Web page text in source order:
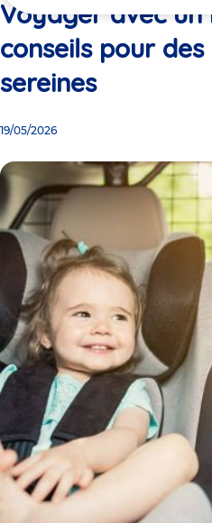
ici
Voyager avec un
conseils pour
sereines
19/05/2026